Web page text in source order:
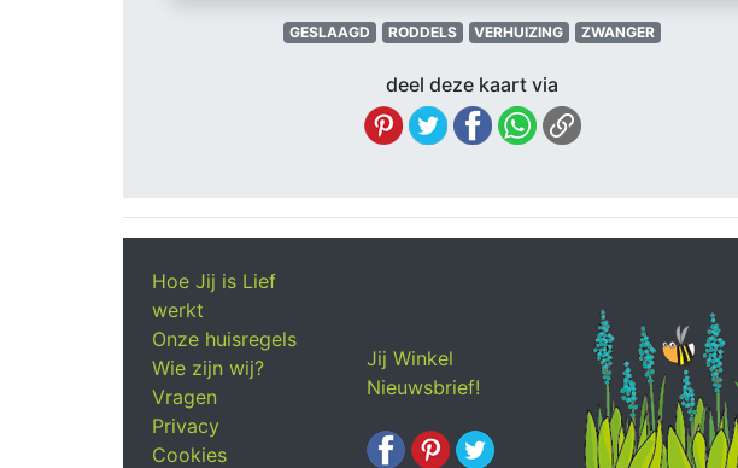
GESLAAGD RODDELS VERHUIZING ZWANGER
deel deze kaart via
Hoe Jij is Lief
werkt
Onze huisregels
Wie zijn wij?
Vragen
Privacy
Cookies
Jij Winkel
Nieuwsbrief!